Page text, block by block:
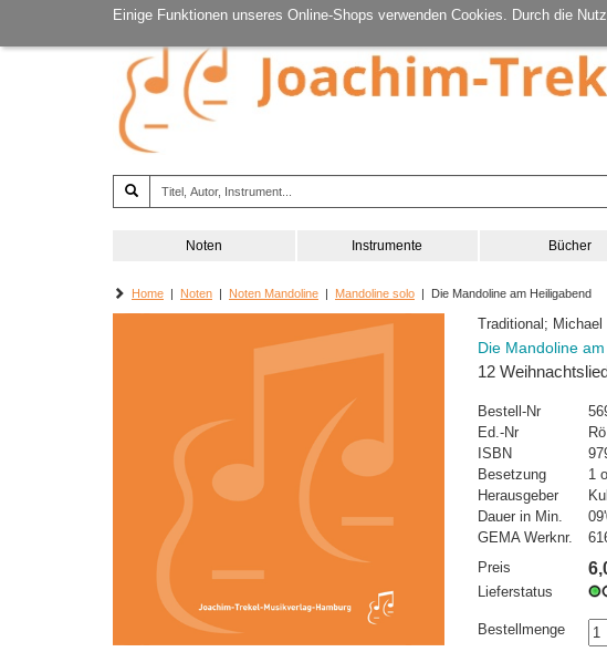
Einige Funktionen unseres Online-Shops verwenden Cookies. Durch die
Noten Instrumente Bücher
Home | Noten | Noten Mandoline | Mandoline solo | Die Mandoline am Heiligabend
Traditional; Michael
Die Mandoline
12
Bestell-Nr
Ed.-Nr
ISBN
Besetzung
1
Herausgeber
Dauer in Min.
GEMA Werknr.
Preis
Lieferstatus
Bestellmenge